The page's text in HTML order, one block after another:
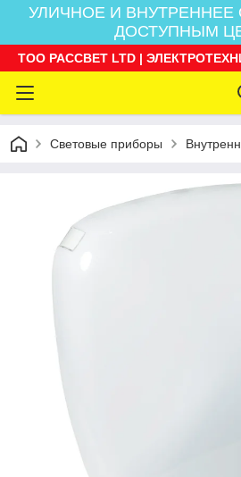
УЛИЧНОЕ И
ДОСТУПНЫМ
ТОО РАССВЕТ LTD |
Световые приборы